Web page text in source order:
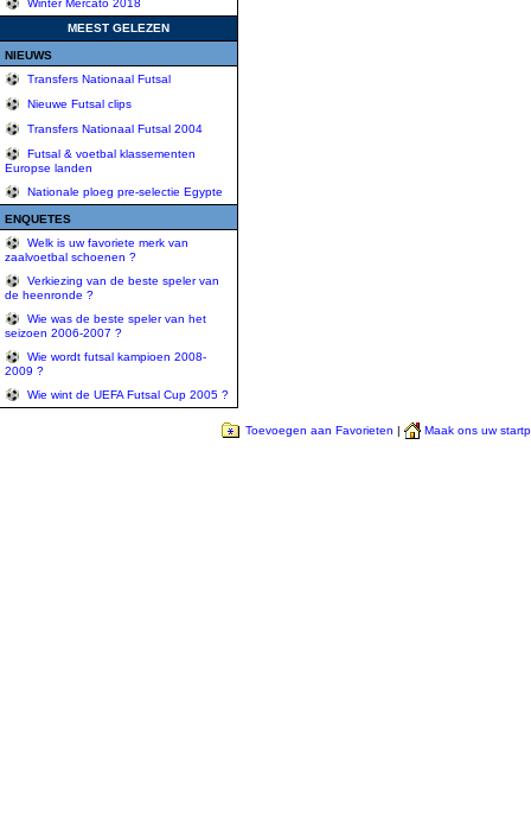
Winter Mercato 2018
MEEST GELEZEN
NIEUWS
Transfers Nationaal Futsal
Nieuwe Futsal clips
Transfers Nationaal Futsal 2004
Futsal & voetbal klassementen
Europse landen
Nationale ploeg pre-selectie Egypte
ENQUETES
Welk is uw favoriete merk van
zaalvoetbal schoenen ?
Verkiezing van de beste speler van
de heenronde ?
Wie was de beste speler van het
seizoen 2006-2007 ?
Wie wordt futsal kampioen 2008-
2009 ?
Wie wint de UEFA Futsal Cup 2005 ?
Toevoegen aan Favorieten | Maak ons uw